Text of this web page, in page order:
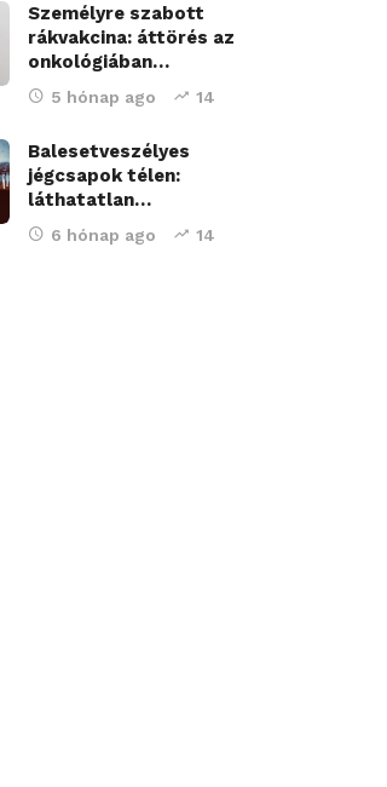
Személyre szabott
rákvakcina: áttörés az
onkológiában…
5 hónap ago 14
Balesetveszélyes
jégcsapok télen:
láthatatlan…
6 hónap ago 14